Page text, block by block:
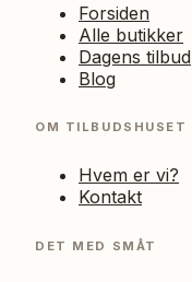
Forsiden
Alle butikker
Dagens tilbud
Blog
OM TILBUDSHUSET
Hvem er vi?
Kontakt
DET MED SMÅT